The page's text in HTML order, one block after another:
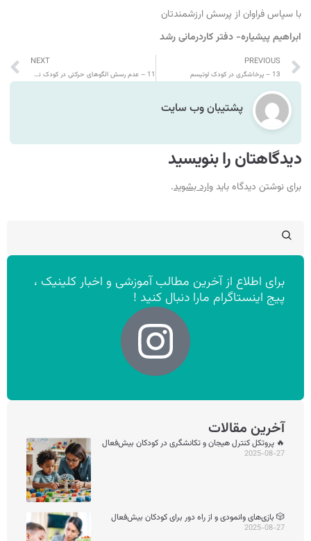
با سپاس فراوان از پرسش ارزشمندتان
ابراهیم پیشیاره- دفتر کاردرمانی رشد
PREVIOUS
13 – پرخاشگری در کودک اوتیسم
NEXT
11 – عدم رسش الگوهای حرکتی در کودک نه ماهه
پشتیبان وب سایت
دیدگاهتان را بنویسید
برای نوشتن دیدگاه بایدوارد بشوید.
برای اطلاع از آخرین مطالب آموزشی و اخبار کلینیک ،
پیج اینستاگرام مارا دنبال کنید !
آخرین مقالات
🔥 پروتکل کنترل هیجان و تکانشگری در کودکان بیش‌فعال
2025-08-27
🎲 بازی‌های وانمودی و از راه دور برای کودکان بیش‌فعال
2025-08-27